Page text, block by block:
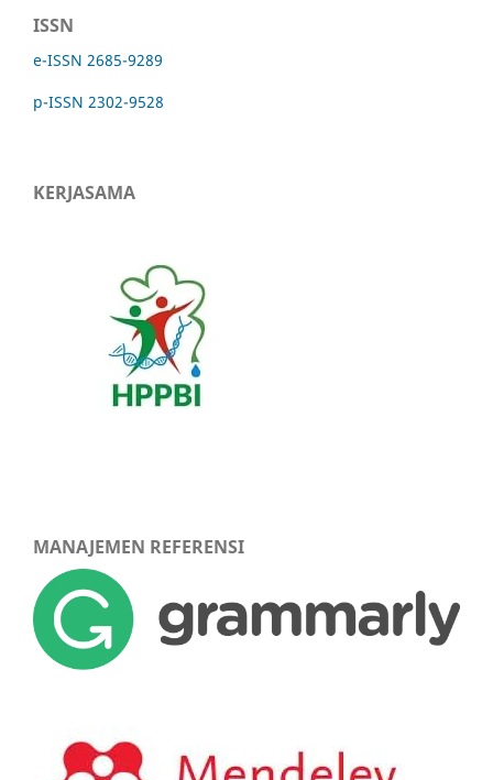
ISSN
e-ISSN 2685-9289
p-ISSN 2302-9528
KERJASAMA
MANAJEMEN REFERENSI